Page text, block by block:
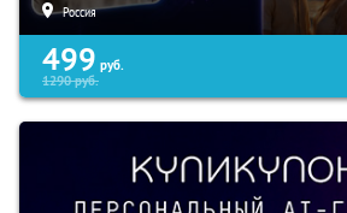
Россия
499 руб.
1290руб.